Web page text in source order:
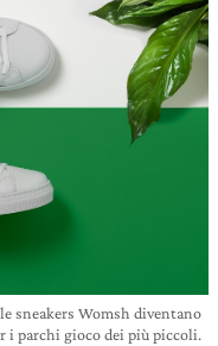
sneakers Womsh diventano
i parchi gioco dei più piccoli.